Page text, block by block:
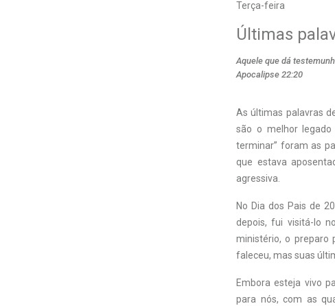
Terça-feira
Últimas
Aquele que dá
Apocalipse 22:20
As últimas palavras
são o melhor
terminar” foram as
que estava
agressiva.
No Dia dos Pais de
depois, fui visitá-lo
ministério, o preparo
faleceu, mas suas
Embora esteja vivo
para nós, com as